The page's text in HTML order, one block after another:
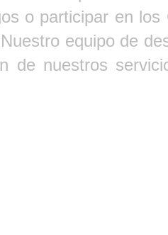
o participar en
equipo de
de nuestros